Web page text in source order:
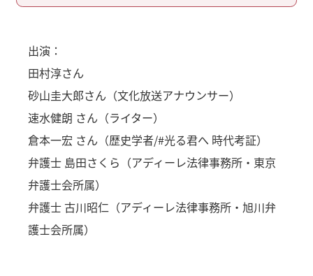
出演：
田村淳さん
砂山圭大郎さん（文化放送アナウンサー）
速水健朗 さん（ライター）
倉本一宏 さん（歴史学者/#光る君へ 時代考証）
弁護士 島田さくら（アディーレ法律事務所・東京
弁護士会所属）
弁護士 古川昭仁（アディーレ法律事務所・旭川弁
護士会所属）